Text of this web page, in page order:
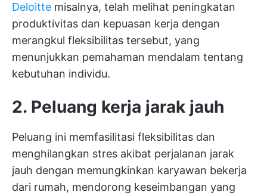
Deloitte misalnya, telah melihat peningkatan
produktivitas dan kepuasan kerja dengan
merangkul fleksibilitas tersebut, yang
menunjukkan pemahaman mendalam tentang
kebutuhan individu.
2. Peluang kerja jarak jauh
Peluang ini memfasilitasi fleksibilitas dan
menghilangkan stres akibat perjalanan jarak
jauh dengan memungkinkan karyawan bekerja
dari rumah, mendorong keseimbangan yang